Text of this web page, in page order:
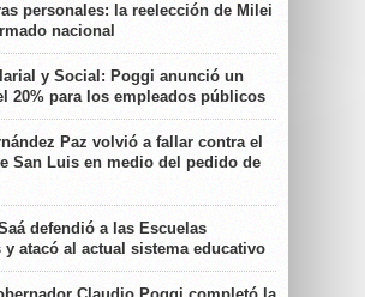
personales: la reelección de Milei
nacional
y Social: Poggi anunció un
20% para los empleados públicos
Paz volvió a fallar contra el
San Luis en medio del pedido de
defendió a las Escuelas
y atacó al actual sistema educativo